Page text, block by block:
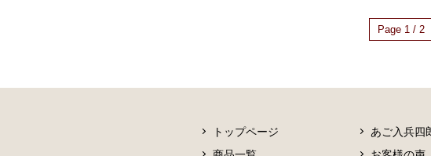
Page 1 / 2
トップページ
あご入兵四